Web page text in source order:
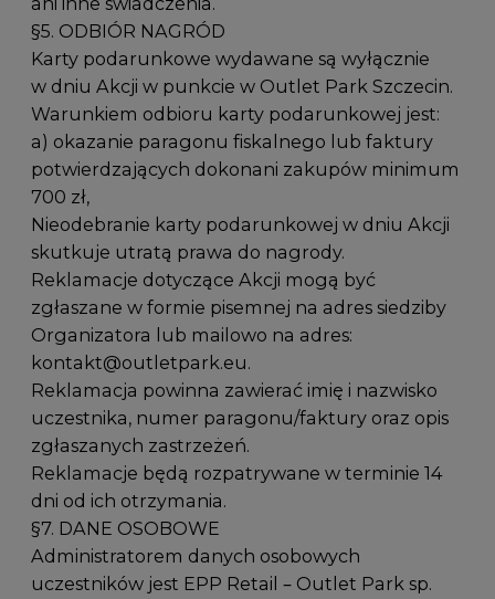
§5. ODBIÓR NAGRÓD
Karty podarunkowe wydawane są wyłącznie
w dniu Akcji w punkcie w Outlet Park Szczecin.
Warunkiem odbioru karty podarunkowej jest:
a) okazanie paragonu fiskalnego lub faktury
potwierdzających dokonani zakupów minimum
700 zł,
Nieodebranie karty podarunkowej w dniu Akcji
skutkuje utratą prawa do nagrody.
Reklamacje dotyczące Akcji mogą być
zgłaszane w formie pisemnej na adres siedziby
Organizatora lub mailowo na adres:
kontakt@outletpark.eu.
Reklamacja powinna zawierać imię i nazwisko
uczestnika, numer paragonu/faktury oraz opis
zgłaszanych zastrzeżeń.
Reklamacje będą rozpatrywane w terminie 14
dni od ich otrzymania.
§7. DANE OSOBOWE
Administratorem danych osobowych
uczestników jest EPP Retail – Outlet Park sp.